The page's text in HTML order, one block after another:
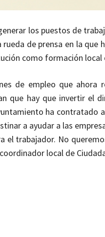
los puestos de
rueda de prensa en la
como formación local
de empleo que ahora
que hay que invertir el
ha contratado
a ayudar a las
el trabajador. No
local de